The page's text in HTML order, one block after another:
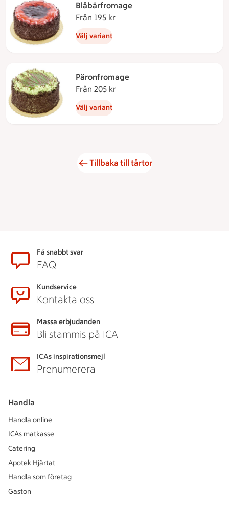
Blåbärfromage
Från 195 kr
Välj variant
Päronfromage
Från 205 kr
Välj variant
Tillbaka till tårtor
SidfotFå snabbt svar
FAQ
Kundservice
Kontakta oss
Massa erbjudanden
Bli stammis på ICA
ICAs inspirationsmejl
Prenumerera
Handla
Handla online
ICAs matkasse
Catering
Apotek Hjärtat
Handla som företag
Gaston